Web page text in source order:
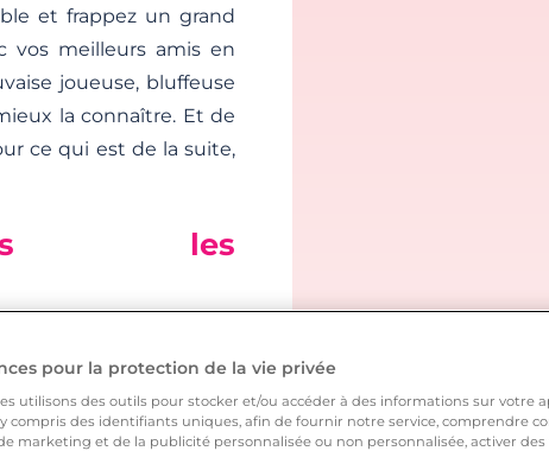
et frappez un grand
vos meilleurs amis en
joueuse, bluffeuse
la connaître. Et de
ce qui est de la suite,
les
risqué. Mais n’est-ce
vous original et
ne risquez pas de vous
la jouer philosophe
pour la protection de la vie privée
utilisons des outils pour stocker et/ou accéder à des informations sur votre
compris des identifiants uniques, afin de fournir notre service, comprendre
marketing et de la publicité personnalisée ou non personnalisée, activer